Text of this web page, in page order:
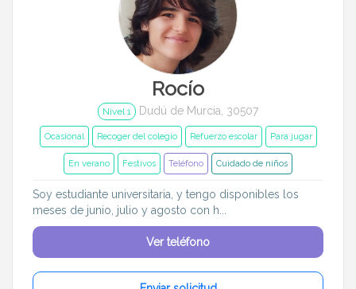
Rocío
Nivel 1 Dudú de Murcia, 30507
Ocasional Recoger del colegio Refuerzo escolar Para jugar
En verano Festivos Teléfono Cuidado de niños
Soy estudiante universitaria, y tengo disponibles los
meses de junio, julio y agosto con h...
Ver teléfono